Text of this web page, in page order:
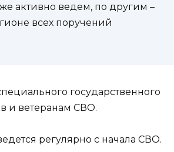
активно ведем, по другим –
всех поручений
государственного
и ветеранам СВО.
регулярно с начала СВО.